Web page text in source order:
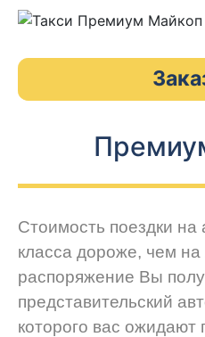
Стоимость поездки
класса дороже, чем
распоряжение Вы
представительский
которого вас ожидают